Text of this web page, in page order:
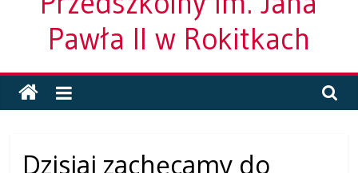
Pawła II w Rokitkach
Dzisiaj zachęcamy do